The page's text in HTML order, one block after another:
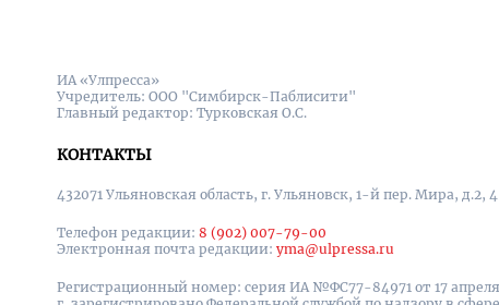
ИА «Улпресса»
Учредитель: ООО "Симбирск-Паблисити"
Главный редактор: Турковская О.С.
КОНТАКТЫ
432071 Ульяновская область, г. Ульяновск, 1-й пер. Мира, д.2,
Телефон редакции: 8 (902) 007-79-00
Электронная почта редакции: yma@ulpressa.ru
Регистрационный номер: серия ИА №ФС77-84971 от 17 апреля